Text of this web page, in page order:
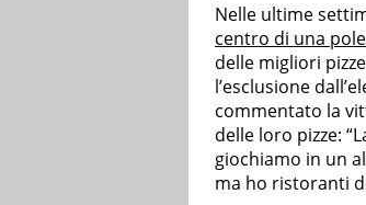
Nelle ultime
centro di una
delle migliori
l’esclusione
commentato la
delle loro pizze:
giochiamo in un
ma ho ristoranti